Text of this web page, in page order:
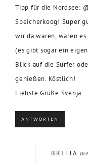
Tipp für die Nordsee:
Speicherkoog! Super
wir da waren, waren
(es gibt sogar ein
Blick auf die Surfer
genießen. Köstlich!
Liebste Grüße Svenja
ANTWORTEN
BRITTA